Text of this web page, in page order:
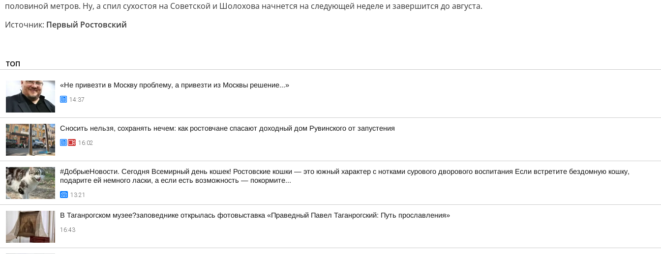
половиной метров. Ну, а спил сухостоя на Советской и Шолохова начнется на следующей неделе и завершится до августа.
Источник: Первый Ростовский
ТОП
«Не привезти в Москву проблему, а привезти из Москвы решение...»
14:37
Сносить нельзя, сохранять нечем: как ростовчане спасают доходный дом Рувинского от запустения
16:02
#ДобрыеНовости. Сегодня Всемирный день кошек! Ростовские кошки — это южный характер с нотками сурового дворового воспитания Если встретите бездомную кошку,
подарите ей немного ласки, а если есть возможность — покормите...
13:21
В Таганрогском музее?заповеднике открылась фотовыставка «Праведный Павел Таганрогский: Путь прославления»
16:43